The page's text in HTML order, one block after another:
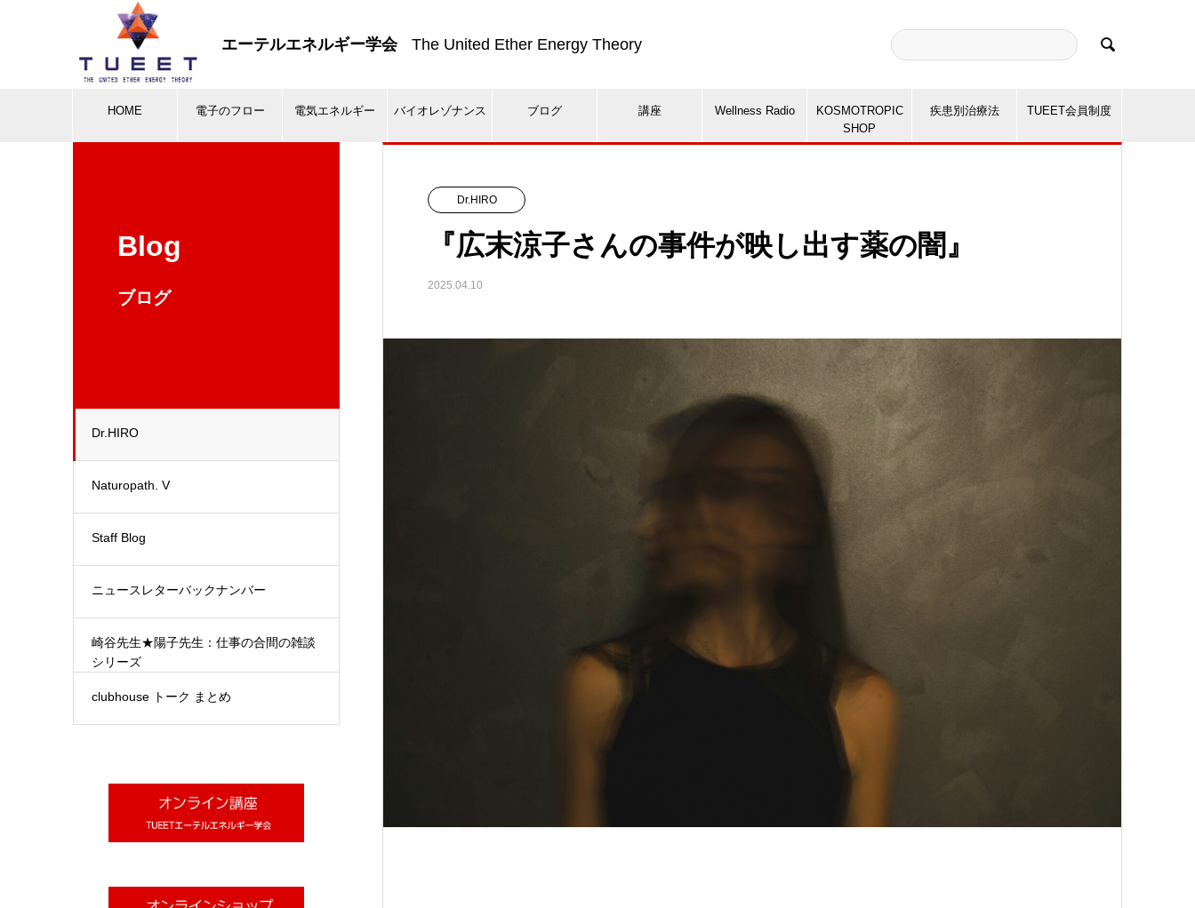
エーテルエネルギー学会 The United Ether Energy Theory 
HOME 電子のフロー 電気エネルギー バイオレゾナンス ブログ 講座 Wellness Radio
KOSMOTROPIC
SHOP
疾患別治療法 TUEET会員制度
Blog
ブログ
Dr.HIRO
Naturopath. V
Staff Blog
ニュースレターバックナンバー
崎谷先生★陽子先生：仕事の合間の雑談
シリーズ
clubhouse トーク まとめ
Dr.HIRO
『広末涼子さんの事件が映し出す薬の闇』
2025.04.10